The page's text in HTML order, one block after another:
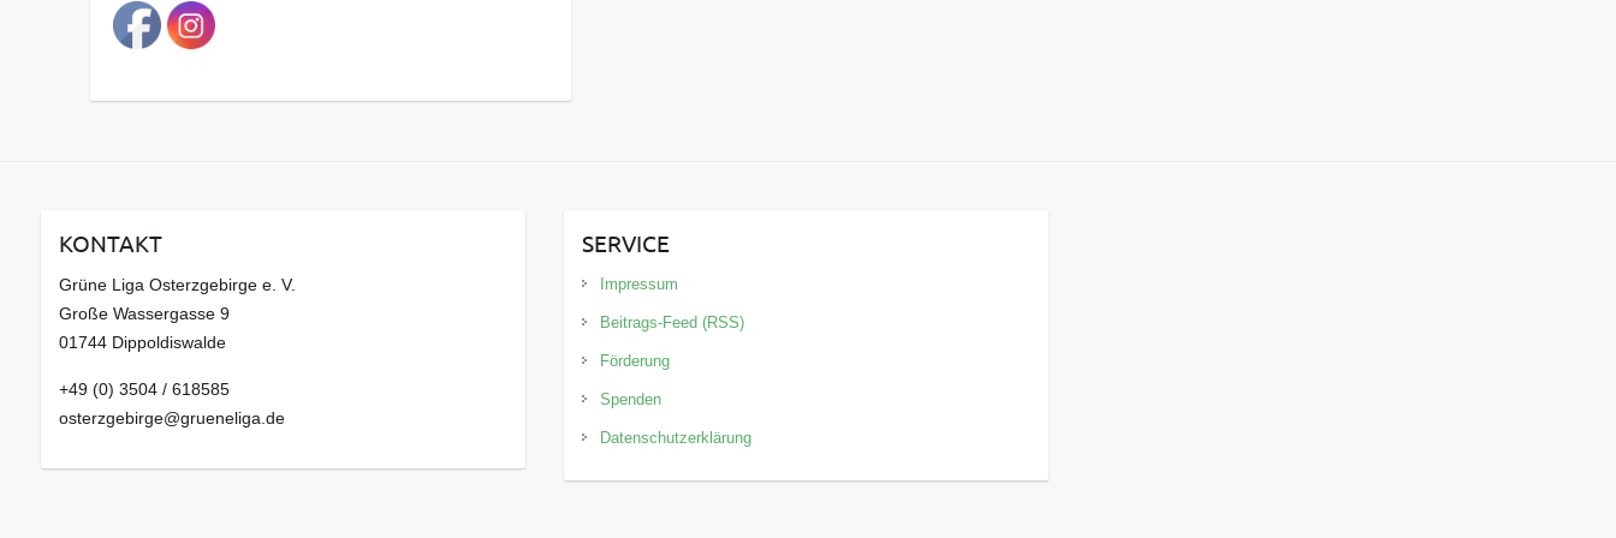
g
v
KONTAKT
Grüne Liga Osterzgebirge e. V.
Große Wassergasse 9
01744 Dippoldiswalde
+49 (0) 3504 / 618585
osterzgebirge@grueneliga.de
SERVICE
Impressum
Beitrags-Feed (RSS)
Förderung
Spenden
Datenschutzerklärung